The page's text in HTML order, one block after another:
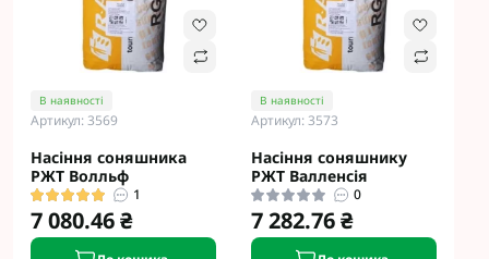
В наявності
Артикул: 3569
Насіння соняшника
РЖТ Волльф
1
7 080.46 ₴
В наявності
Артикул: 3573
Насіння соняшнику
РЖТ Валленсія
0
7 282.76 ₴